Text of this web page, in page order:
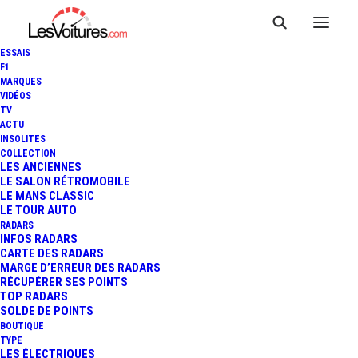
ESSAIS
F1
MARQUES
VIDÉOS
TV
ACTU
INSOLITES
COLLECTION
LES ANCIENNES
LE SALON RÉTROMOBILE
LE MANS CLASSIC
LE TOUR AUTO
RADARS
INFOS RADARS
CARTE DES RADARS
MARGE D’ERREUR DES RADARS
RÉCUPÉRER SES POINTS
TOP RADARS
SOLDE DE POINTS
BOUTIQUE
TYPE
LES ÉLECTRIQUES